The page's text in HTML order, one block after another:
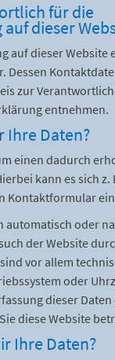
für die
dieser
auf dieser Website
Dessen
zur
entnehmen.
Ihre Daten?
einen dadurch
kann es sich z.
Kontaktformular
automatisch oder
der Website
vor allem
oder
dieser
diese Website
Ihre Daten?